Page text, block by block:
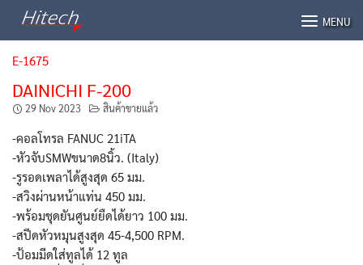
MENU
E-1675
DAINICHI F-200
29 Nov 2023 สินค้าขายแล้ว
-คอลโทรล FANUC 21iTA
-หัวจับSMWขนาด8นิ้ว. (Italy)
-รูรอดเพลาได้สูงสุด 65 มม.
-สวิงผ่านหน้าแท่น 450 มม.
-พร้อมชุดยันศูนย์ยืดได้ยาว 100 มม.
-สปีดหัวหมุนสูงสุด 45-4,500 RPM.
-ป้อมมีดใส่ทูลได้ 12 ทูล